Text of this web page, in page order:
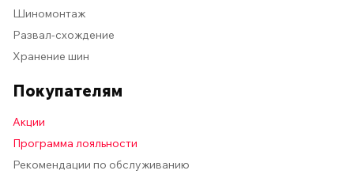
Шиномонтаж
Развал-схождение
Хранение шин
Покупателям
Акции
Программа лояльности
Рекомендации по обслуживанию